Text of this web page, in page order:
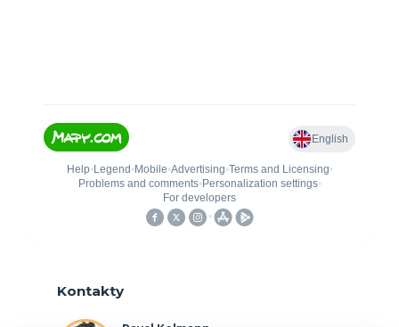
Kontakty